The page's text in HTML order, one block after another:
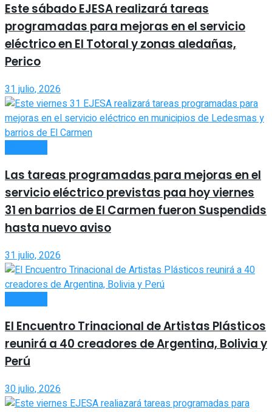
Este sábado EJESA realizará tareas
programadas para mejoras en el servicio
eléctrico en El Totoral y zonas aledañas,
Perico
31 julio, 2026
Las tareas programadas para mejoras en el
servicio eléctrico previstas paa hoy viernes
31 en barrios de El Carmen fueron Suspendids
hasta nuevo aviso
31 julio, 2026
El Encuentro Trinacional de Artistas Plásticos
reunirá a 40 creadores de Argentina, Bolivia y
Perú
30 julio, 2026